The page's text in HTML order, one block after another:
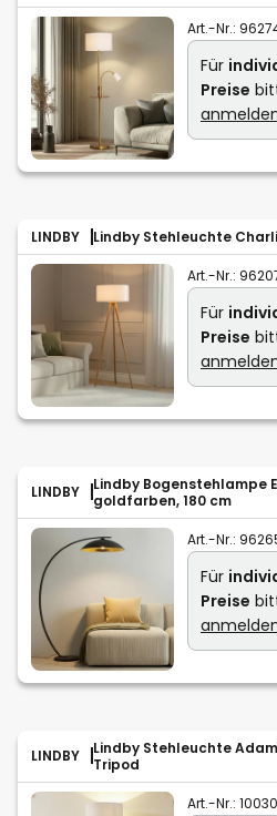
Art.-Nr.:
Für
Preise
LINDBY Lindby Stehleuchte
Art.-Nr.:
Für
Preise
LINDBY
Lindby Bogenstehlampe
goldfarben, 180 cm
Art.-Nr.:
Für
Preise
LINDBY
Lindby Stehleuchte
Tripod
Art.-Nr.: